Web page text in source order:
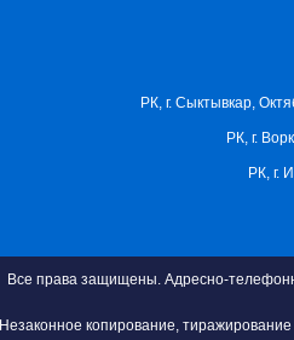
РК, г. Сыктывкар,
РК, г.
РК, г.
Все права защищены. Адресно-
Незаконное копирование,